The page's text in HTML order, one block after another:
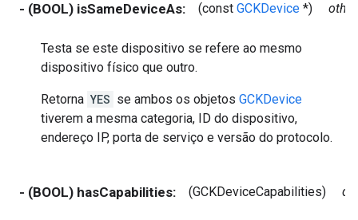
- (BOOL) isSameDeviceAs: (const GCKDevice *) other
Testa se este dispositivo se refere ao mesmo
dispositivo físico que outro.
Retorna YES se ambos os objetos GCKDevice
tiverem a mesma categoria, ID do dispositivo,
endereço IP, porta de serviço e versão do protocolo.
- (BOOL) hasCapabilities: (GCKDeviceCapabilities)